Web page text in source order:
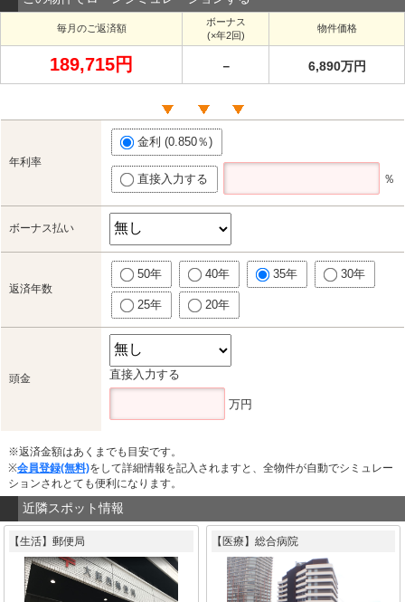
毎月のご返済額
ボーナス
(×年2回)
物件価格
189,715円 － 6,890万円
年利率
金利 (0.850％)
直接入力する ％
ボーナス払い
返済年数
50年 40年 35年 30年
25年 20年
頭金 直接入力する
万円
※返済金額はあくまでも目安です。
※会員登録(無料)をして詳細情報を記入されますと、全物件が自動でシミュレー
ションされとても便利になります。
近隣スポット情報
【生活】郵便局 【医療】総合病院